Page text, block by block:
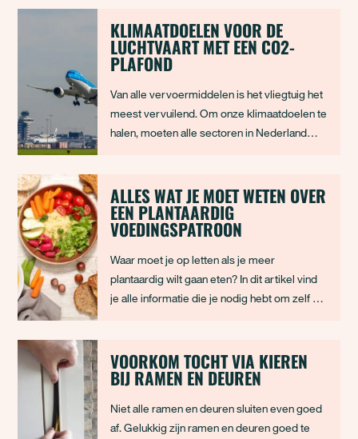
nu 50% meer vluchten per inwoner dan
Duitsland en Frankrijk. Sinds 1990 is de CO2-
uitstoo
KLIMAATDOELEN VOOR DE
LUCHTVAART MET EEN CO2-
PLAFOND
Van alle vervoermiddelen is het vliegtuig het
meest vervuilend. Om onze klimaatdoelen te
halen, moeten alle sectoren in Nederland
besloten om een CO2-plafond per
luchthaven in te voeren. Dit CO2-plafond
moet nog officieel in
ALLES WAT JE MOET WETEN OVER
EEN PLANTAARDIG
VOEDINGSPATROON
Waar moet je op letten als je meer
plantaardig wilt gaan eten? In dit artikel vind
je alle informatie die je nodig hebt om zelf de
VOORKOM TOCHT VIA KIEREN
BIJ RAMEN EN DEUREN
Niet alle ramen en deuren sluiten even goed
af. Gelukkig zijn ramen en deuren goed te